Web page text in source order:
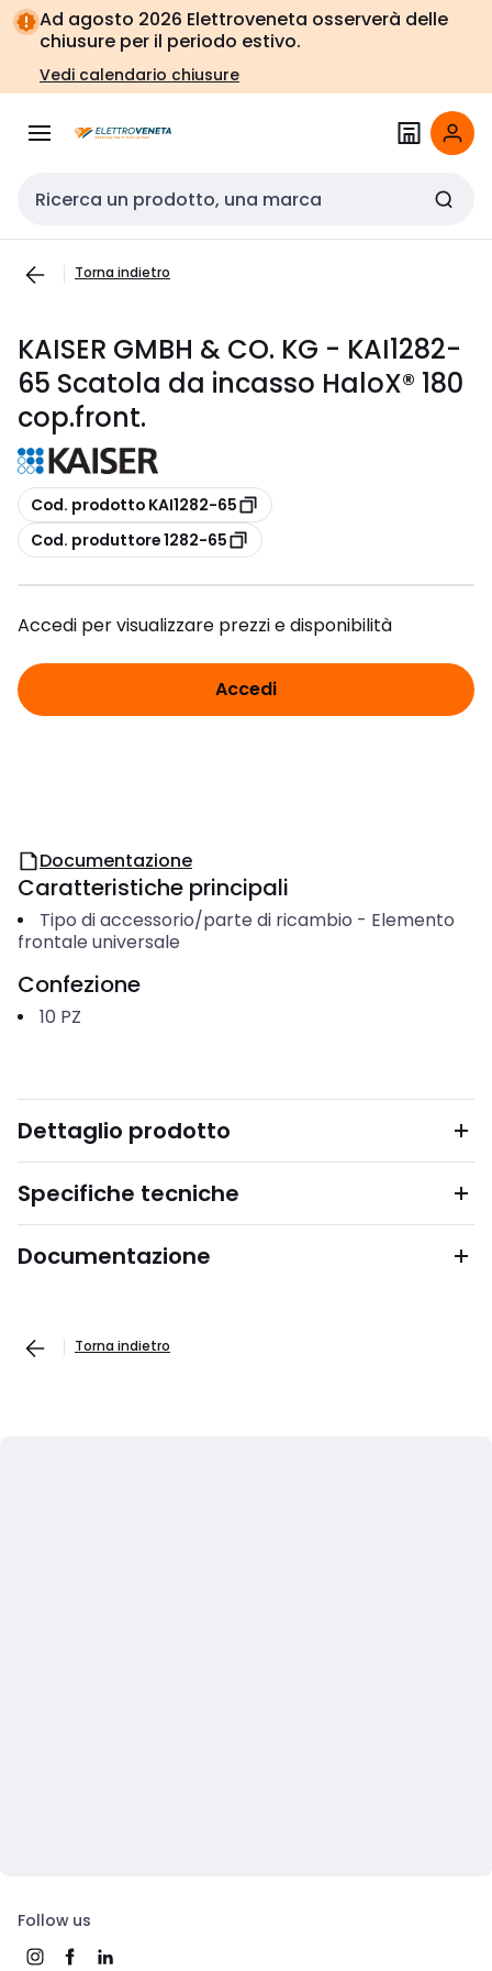
Vai alla
navigazione
Vai
alla
pagina
Ad agosto 2026 Elettroveneta osserverà delle
chiusure per il periodo estivo.
Vedi calendario chiusure
Cerca input
Torna indietro
KAISER GMBH & CO. KG - KAI1282-
65 Scatola da incasso HaloX® 180
cop.front.
copia
Cod. prodotto KAI1282-65
copia
Cod. produttore 1282-65
Accedi per visualizzare prezzi e disponibilità
Accedi
Documentazione
Caratteristiche principali
Tipo di accessorio/parte di ricambio - Elemento
frontale universale
Confezione
10 PZ
Dettaglio prodotto
Specifiche tecniche
Documentazione
Torna indietro
Follow us